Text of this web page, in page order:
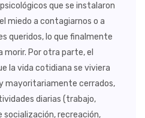
que se instalaron
miedo a contagiarnos o a
queridos, lo que finalmente
Por otra parte, el
la vida cotidiana se viviera
mayoritariamente cerrados,
diarias (trabajo,
recreación,